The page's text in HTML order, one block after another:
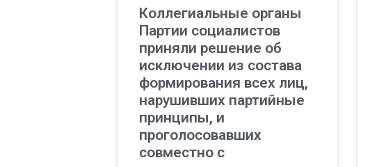
Коллегиальные органы
Партии социалистов
приняли решение об
исключении из состава
формирования всех лиц,
нарушивших партийные
принципы, и
проголосовавших
совместно с